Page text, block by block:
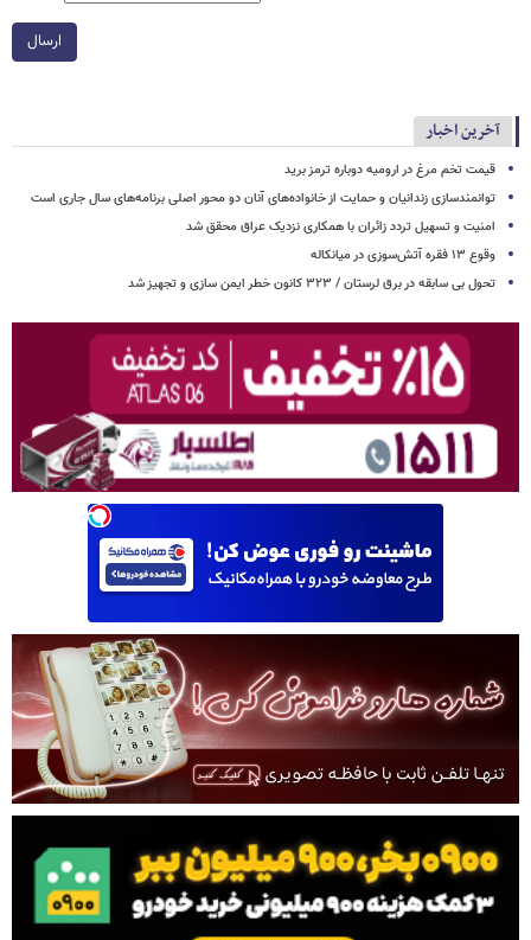
ارسال
آخرین اخبار
قیمت تخم مرغ در ارومیه دوباره ترمز برید
توانمندسازی زندانیان و حمایت از خانواده‌های آنان دو محور اصلی برنامه‌های سال جاری است
امنیت و تسهیل تردد زائران با همکاری نزدیک عراق محقق شد
وقوع ۱۳ فقره آتش‌سوزی در میانکاله
تحول بی سابقه در برق لرستان / ۳۲۳ کانون خطر ایمن سازی و تجهیز شد